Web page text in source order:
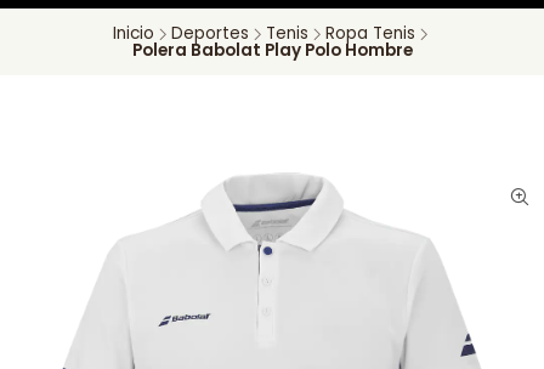
Inicio Deportes Tenis Ropa Tenis
Polera Babolat Play Polo Hombre